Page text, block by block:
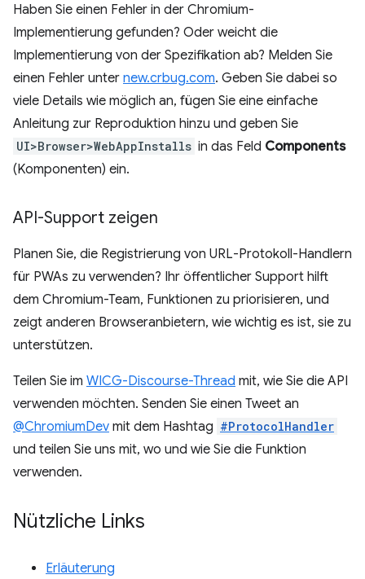
Haben Sie einen Fehler in der Chromium-
Implementierung gefunden? Oder weicht die
Implementierung von der Spezifikation ab? Melden Sie
einen Fehler unter new.crbug.com. Geben Sie dabei so
viele Details wie möglich an, fügen Sie eine einfache
Anleitung zur Reproduktion hinzu und geben Sie
UI>Browser>WebAppInstalls in das Feld Components
(Komponenten) ein.
API-Support zeigen
Planen Sie, die Registrierung von URL-Protokoll-Handlern
für PWAs zu verwenden? Ihr öffentlicher Support hilft
dem Chromium-Team, Funktionen zu priorisieren, und
zeigt anderen Browseranbietern, wie wichtig es ist, sie zu
unterstützen.
Teilen Sie im WICG-Discourse-Thread mit, wie Sie die API
verwenden möchten. Senden Sie einen Tweet an
@ChromiumDev mit dem Hashtag #ProtocolHandler
und teilen Sie uns mit, wo und wie Sie die Funktion
verwenden.
Nützliche Links
Erläuterung